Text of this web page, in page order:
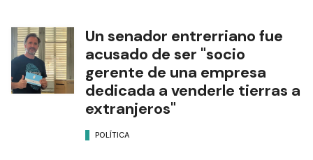
Un senador entrerriano fue
acusado de ser "socio
gerente de una empresa
dedicada a venderle tierras a
extranjeros"
POLÍTICA